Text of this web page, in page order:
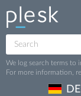
We log search terms to
For more information,